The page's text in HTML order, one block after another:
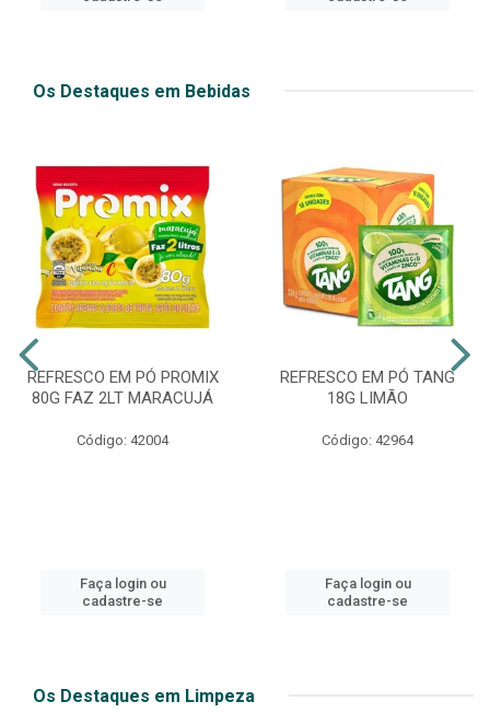
Os Destaques em Bebidas
REFRESCO EM PÓ PROMIX
80G FAZ 2LT MARACUJÁ
Código: 42004
Faça login ou
cadastre-se
REFRESCO EM PÓ TANG
18G LIMÃO
Código: 42964
Faça login ou
cadastre-se
Os Destaques em Limpeza